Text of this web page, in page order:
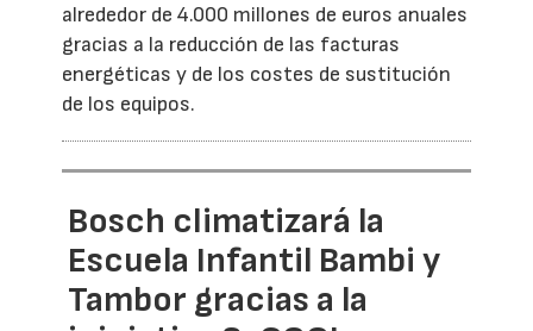
alrededor de 4.000 millones de euros anuales
gracias a la reducción de las facturas
energéticas y de los costes de sustitución
de los equipos.
Bosch climatizará la
Escuela Infantil Bambi y
Tambor gracias a la